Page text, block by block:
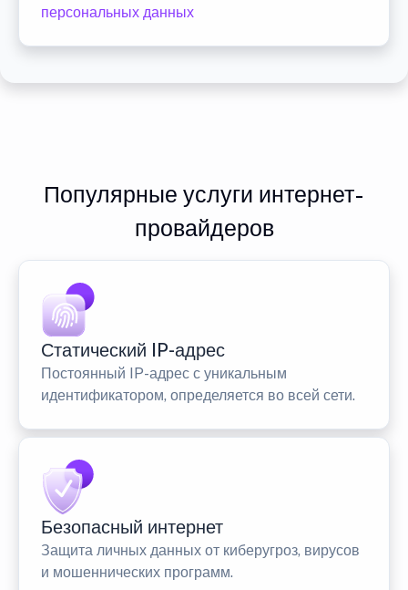
персональных данных
Популярные услуги интернет-
провайдеров
Статический IP-адрес
Постоянный IP-адрес с уникальным
идентификатором, определяется во всей сети.
Безопасный интернет
Защита личных данных от киберугроз, вирусов
и мошеннических программ.